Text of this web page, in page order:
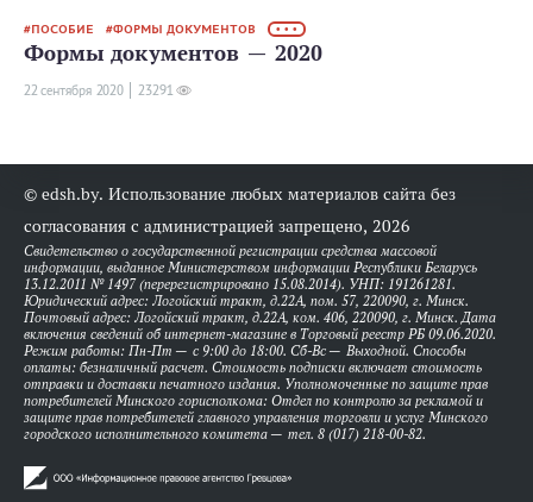
ПОСОБИЕ ФОРМЫ ДОКУМЕНТОВ • • •
Формы документов — 2020
22 сентября 2020 23291
© edsh.by. Использование любых материалов сайта без
согласования с администрацией запрещено, 2026
Свидетельство о государственной регистрации средства массовой
информации, выданное Министерством информации Республики Беларусь
13.12.2011 № 1497 (перерегистрировано 15.08.2014). УНП: 191261281.
Юридический адрес: Логойский тракт, д.22А, пом. 57, 220090, г. Минск.
Почтовый адрес: Логойский тракт, д.22А, ком. 406, 220090, г. Минск. Дата
включения сведений об интернет-магазине в Торговый реестр РБ 09.06.2020.
Режим работы: Пн-Пт — с 9:00 до 18:00. Сб-Вс — Выходной. Способы
оплаты: безналичный расчет. Стоимость подписки включает стоимость
отправки и доставки печатного издания. Уполномоченные по защите прав
потребителей Минского горисполкома: Отдел по контролю за рекламой и
защите прав потребителей главного управления торговли и услуг Минского
городского исполнительного комитета — тел. 8 (017) 218-00-82.